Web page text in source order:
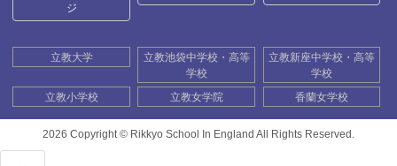
ジ
立教大学
立教池袋中学校・高等
学校
立教新座中学校・高等
学校
立教小学校
立教女学院 香蘭女学校
2026 Copyright © Rikkyo School In England All Rights Reserved.